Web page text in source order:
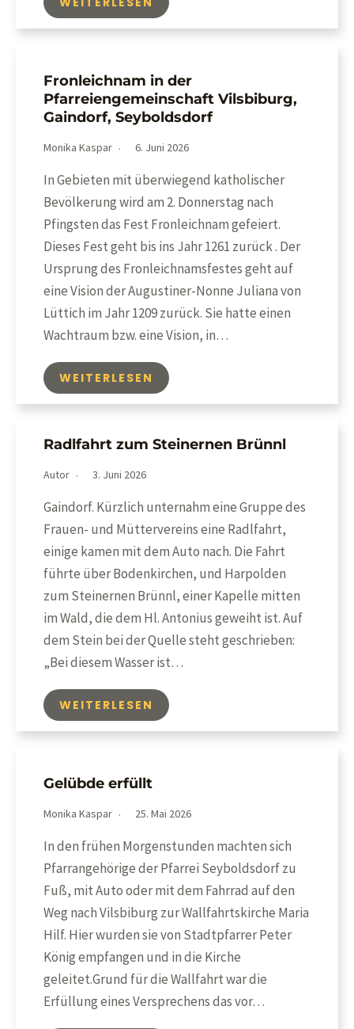
Fronleichnam in der
Pfarreiengemeinschaft Vilsbiburg,
Gaindorf, Seyboldsdorf
Monika Kaspar 6. Juni 2026
In Gebieten mit überwiegend katholischer
Bevölkerung wird am 2. Donnerstag nach
Pfingsten das Fest Fronleichnam gefeiert.
Dieses Fest geht bis ins Jahr 1261 zurück . Der
Ursprung des Fronleichnamsfestes geht auf
eine Vision der Augustiner-Nonne Juliana von
Lüttich im Jahr 1209 zurück. Sie hatte einen
Wachtraum bzw. eine Vision, in…
WEITERLESEN
Radlfahrt zum Steinernen Brünnl
Autor 3. Juni 2026
Gaindorf. Kürzlich unternahm eine Gruppe des
Frauen- und Müttervereins eine Radlfahrt,
einige kamen mit dem Auto nach. Die Fahrt
führte über Bodenkirchen, und Harpolden
zum Steinernen Brünnl, einer Kapelle mitten
im Wald, die dem Hl. Antonius geweiht ist. Auf
dem Stein bei der Quelle steht geschrieben:
„Bei diesem Wasser ist…
WEITERLESEN
Gelübde erfüllt
Monika Kaspar 25. Mai 2026
In den frühen Morgenstunden machten sich
Pfarrangehörige der Pfarrei Seyboldsdorf zu
Fuß, mit Auto oder mit dem Fahrrad auf den
Weg nach Vilsbiburg zur Wallfahrtskirche Maria
Hilf. Hier wurden sie von Stadtpfarrer Peter
König empfangen und in die Kirche
geleitet.Grund für die Wallfahrt war die
Erfüllung eines Versprechens das vor…